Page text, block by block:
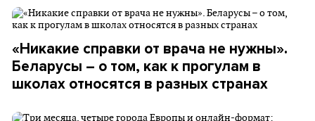
«Никакие справки от врача не нужны».
Беларусы – о том, как к прогулам в
школах относятся в разных странах